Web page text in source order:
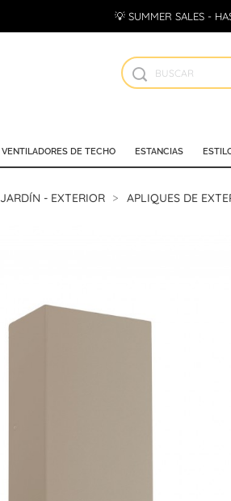
💡 SUMMER SALES -
VENTILADORES DE TECHO ESTANCIAS
JARDÍN - EXTERIOR APLIQUES DE